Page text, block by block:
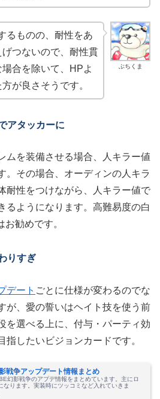
ぶちくま
るものの、耐性をあ
つないので、耐性貫
合を除いて、HPよ
が良さそうです。
アタッカーに
ムを装備させる場合、人キラー値
。その場合、オーディンの人キラ
耐性をつけながら、人キラー値で
るようになります。高難易度の白
勧めです。
りすぎ
デート ごとに仕様が変わるのでな
が、愛の誓いはヘイト技を使う前
を選べる上に、付与・パーティ効
指したいビジョンカードです。
戦争アップデート情報まとめ
幻影戦争のアプデ情報をまとめています。主にロ
なります。実装時にツッコミなど入れていきま